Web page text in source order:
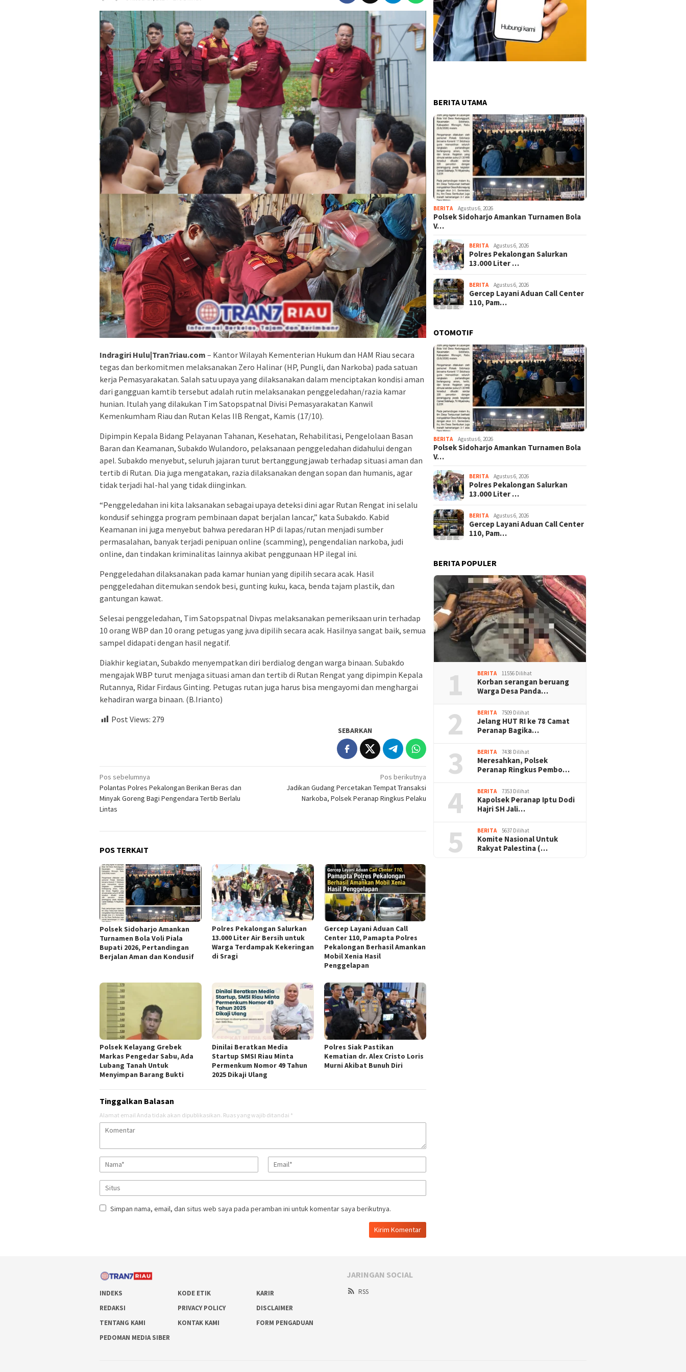
Indragiri Hulu|Tran7riau.com – Kantor Wilayah Kementerian Hukum dan HAM Riau secara
tegas dan berkomitmen melaksanakan Zero Halinar (HP, Pungli, dan Narkoba) pada satuan
kerja Pemasyarakatan. Salah satu upaya yang dilaksanakan dalam menciptakan kondisi aman
dari gangguan kamtib tersebut adalah rutin melaksanakan penggeledahan/razia kamar
hunian. Itulah yang dilakukan Tim Satopspatnal Divisi Pemasyarakatan Kanwil
Kemenkumham Riau dan Rutan Kelas IIB Rengat, Kamis (17/10).
Dipimpin Kepala Bidang Pelayanan Tahanan, Kesehatan, Rehabilitasi, Pengelolaan Basan
Baran dan Keamanan, Subakdo Wulandoro, pelaksanaan penggeledahan didahului dengan
apel. Subakdo menyebut, seluruh jajaran turut bertanggungjawab terhadap situasi aman dan
tertib di Rutan. Dia juga mengatakan, razia dilaksanakan dengan sopan dan humanis, agar
tidak terjadi hal-hal yang tidak diinginkan.
“Penggeledahan ini kita laksanakan sebagai upaya deteksi dini agar Rutan Rengat ini selalu
kondusif sehingga program pembinaan dapat berjalan lancar,” kata Subakdo. Kabid
Keamanan ini juga menyebut bahwa peredaran HP di lapas/rutan menjadi sumber
permasalahan, banyak terjadi penipuan online (scamming), pengendalian narkoba, judi
online, dan tindakan kriminalitas lainnya akibat penggunaan HP ilegal ini.
Penggeledahan dilaksanakan pada kamar hunian yang dipilih secara acak. Hasil
penggeledahan ditemukan sendok besi, gunting kuku, kaca, benda tajam plastik, dan
gantungan kawat.
Selesai penggeledahan, Tim Satopspatnal Divpas melaksanakan pemeriksaan urin terhadap
10 orang WBP dan 10 orang petugas yang juva dipilih secara acak. Hasilnya sangat baik, semua
sampel didapati dengan hasil negatif.
Diakhir kegiatan, Subakdo menyempatkan diri berdialog dengan warga binaan. Subakdo
mengajak WBP turut menjaga situasi aman dan tertib di Rutan Rengat yang dipimpin Kepala
Rutannya, Ridar Firdaus Ginting. Petugas rutan juga harus bisa mengayomi dan menghargai
kehadiran warga binaan. (B.Irianto)
Post Views: 279
SEBARKAN
Navigasi
pos
Pos sebelumnya
Polantas Polres Pekalongan Berikan Beras dan
Minyak Goreng Bagi Pengendara Tertib Berlalu
Lintas
Pos berikutnya
Jadikan Gudang Percetakan Tempat Transaksi
Narkoba, Polsek Peranap Ringkus Pelaku
POS TERKAIT
Polsek Sidoharjo Amankan
Turnamen Bola Voli Piala
Bupati 2026, Pertandingan
Berjalan Aman dan Kondusif
Polres Pekalongan Salurkan
13.000 Liter Air Bersih untuk
Warga Terdampak Kekeringan
di Sragi
Gercep Layani Aduan Call
Center 110, Pamapta Polres
Pekalongan Berhasil Amankan
Mobil Xenia Hasil
Penggelapan
Polsek Kelayang Grebek
Markas Pengedar Sabu, Ada
Lubang Tanah Untuk
Menyimpan Barang Bukti
Dinilai Beratkan Media
Startup SMSI Riau Minta
Permenkum Nomor 49 Tahun
2025 Dikaji Ulang
Polres Siak Pastikan
Kematian dr. Alex Cristo Loris
Murni Akibat Bunuh Diri
Tinggalkan Balasan
Alamat email Anda tidak akan dipublikasikan. Ruas yang wajib ditandai *
Simpan nama, email, dan situs web saya pada peramban ini untuk komentar saya berikutnya.
BERITA UTAMA
BERITA Agustus 6, 2026
Polsek Sidoharjo Amankan Turnamen Bola
V…
BERITA Agustus 6, 2026
Polres Pekalongan Salurkan
13.000 Liter …
BERITA Agustus 6, 2026
Gercep Layani Aduan Call Center
110, Pam…
OTOMOTIF
BERITA Agustus 6, 2026
Polsek Sidoharjo Amankan Turnamen Bola
V…
BERITA Agustus 6, 2026
Polres Pekalongan Salurkan
13.000 Liter …
BERITA Agustus 6, 2026
Gercep Layani Aduan Call Center
110, Pam…
BERITA POPULER
1 BERITA 11556 Dilihat
Korban serangan beruang
Warga Desa Panda…
2 BERITA 7509 Dilihat
Jelang HUT RI ke 78 Camat
Peranap Bagika…
3 BERITA 7438 Dilihat
Meresahkan, Polsek
Peranap Ringkus Pembo…
4 BERITA 7353 Dilihat
Kapolsek Peranap Iptu Dodi
Hajri SH Jali…
5 BERITA 5637 Dilihat
Komite Nasional Untuk
Rakyat Palestina (…
INDEKS KODE ETIK
KARIR
REDAKSI
PRIVACY POLICY
DISCLAIMER
TENTANG KAMI
KONTAK KAMI
FORM PENGADUAN
PEDOMAN MEDIA SIBER
JARINGAN SOCIAL
RSS